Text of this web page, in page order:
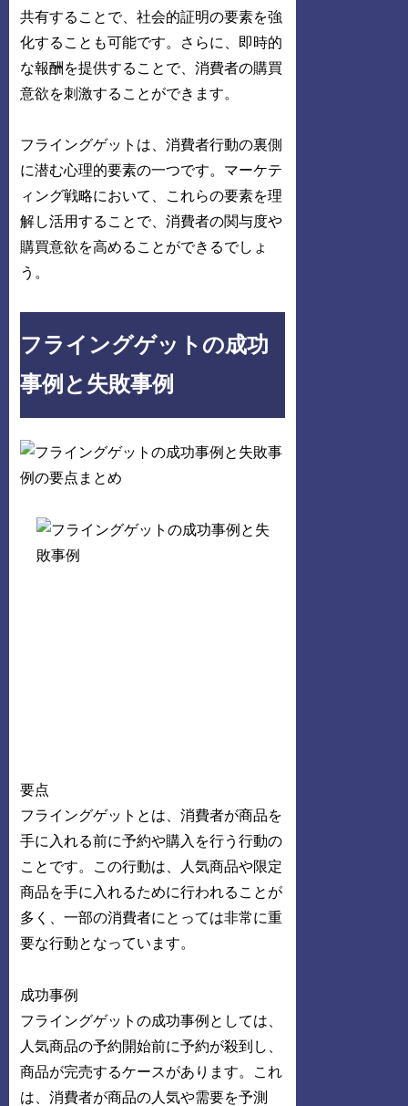
共有することで、社会的証明の要素を強
化することも可能です。さらに、即時的
な報酬を提供することで、消費者の購買
意欲を刺激することができます。
フライングゲットは、消費者行動の裏側
に潜む心理的要素の一つです。マーケテ
ィング戦略において、これらの要素を理
解し活用することで、消費者の関与度や
購買意欲を高めることができるでしょ
う。
フライングゲットの成功
事例と失敗事例
要点
フライングゲットとは、消費者が商品を
手に入れる前に予約や購入を行う行動の
ことです。この行動は、人気商品や限定
商品を手に入れるために行われることが
多く、一部の消費者にとっては非常に重
要な行動となっています。
成功事例
フライングゲットの成功事例としては、
人気商品の予約開始前に予約が殺到し、
商品が完売するケースがあります。これ
は、消費者が商品の人気や需要を予測